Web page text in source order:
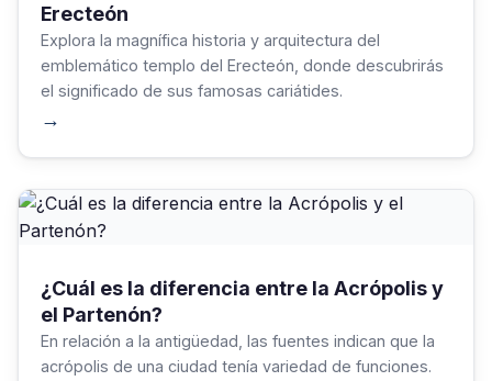
Erecteón
Explora la magnífica historia y arquitectura del
emblemático templo del Erecteón, donde descubrirás
el significado de sus famosas cariátides.
→
¿Cuál es la diferencia entre la Acrópolis y
el Partenón?
En relación a la antigüedad, las fuentes indican que la
acrópolis de una ciudad tenía variedad de funciones.